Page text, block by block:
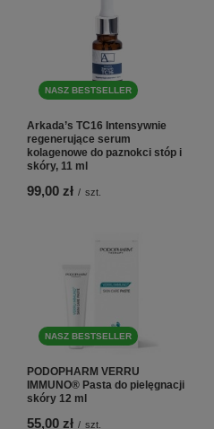
NASZ BESTSELLER
Arkada’s TC16 Intensywnie
regenerujące serum
kolagenowe do paznokci stóp i
skóry, 11 ml
99,00 zł / szt.
NASZ BESTSELLER
PODOPHARM VERRU
IMMUNO® Pasta do pielęgnacji
skóry 12 ml
55,00 zł / szt.